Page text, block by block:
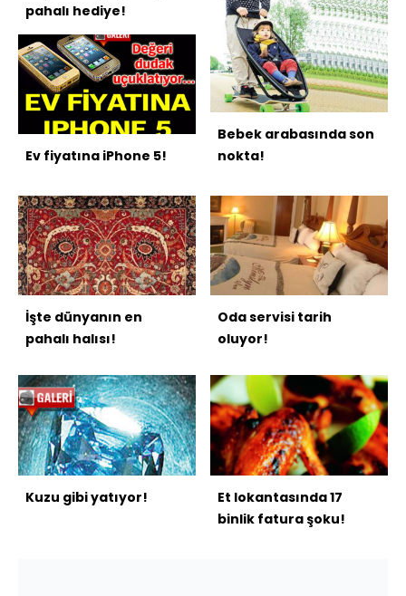
pahalı hediye!
Ev fiyatına iPhone 5!
Bebek arabasında son
nokta!
İşte dünyanın en
pahalı halısı!
Oda servisi tarih
oluyor!
Kuzu gibi yatıyor!
Et lokantasında 17
binlik fatura şoku!